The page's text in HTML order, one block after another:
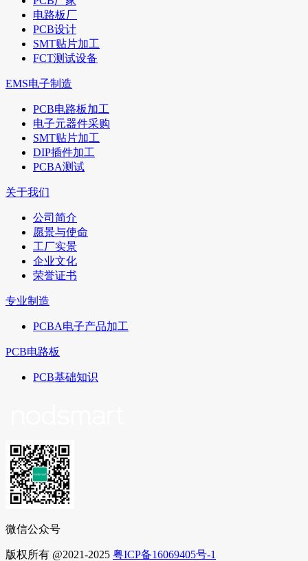
电路板厂
PCB设计
SMT贴片加工
FCT测试设备
EMS电子制造
PCB电路板加工
电子元器件采购
SMT贴片加工
DIP插件加工
PCBA测试
关于我们
公司简介
愿景与使命
工厂实景
企业文化
荣誉证书
专业制造
PCBA电子产品加工
PCB电路板
PCB基础知识
微信公众号
版权所有 @2021-2025 粤ICP备16069405号-1